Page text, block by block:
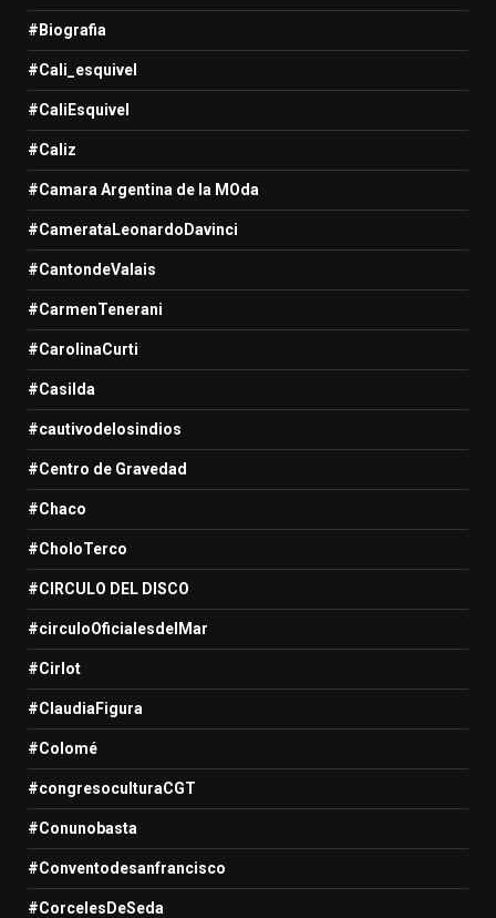
#Biografia
#Cali_esquivel
#CaliEsquivel
#Caliz
#Camara Argentina de la MOda
#CamerataLeonardoDavinci
#CantondeValais
#CarmenTenerani
#CarolinaCurti
#Casilda
#cautivodelosindios
#Centro de Gravedad
#Chaco
#CholoTerco
#CIRCULO DEL DISCO
#circuloOficialesdelMar
#Cirlot
#ClaudiaFigura
#Colomé
#congresoculturaCGT
#Conunobasta
#Conventodesanfrancisco
#CorcelesDeSeda